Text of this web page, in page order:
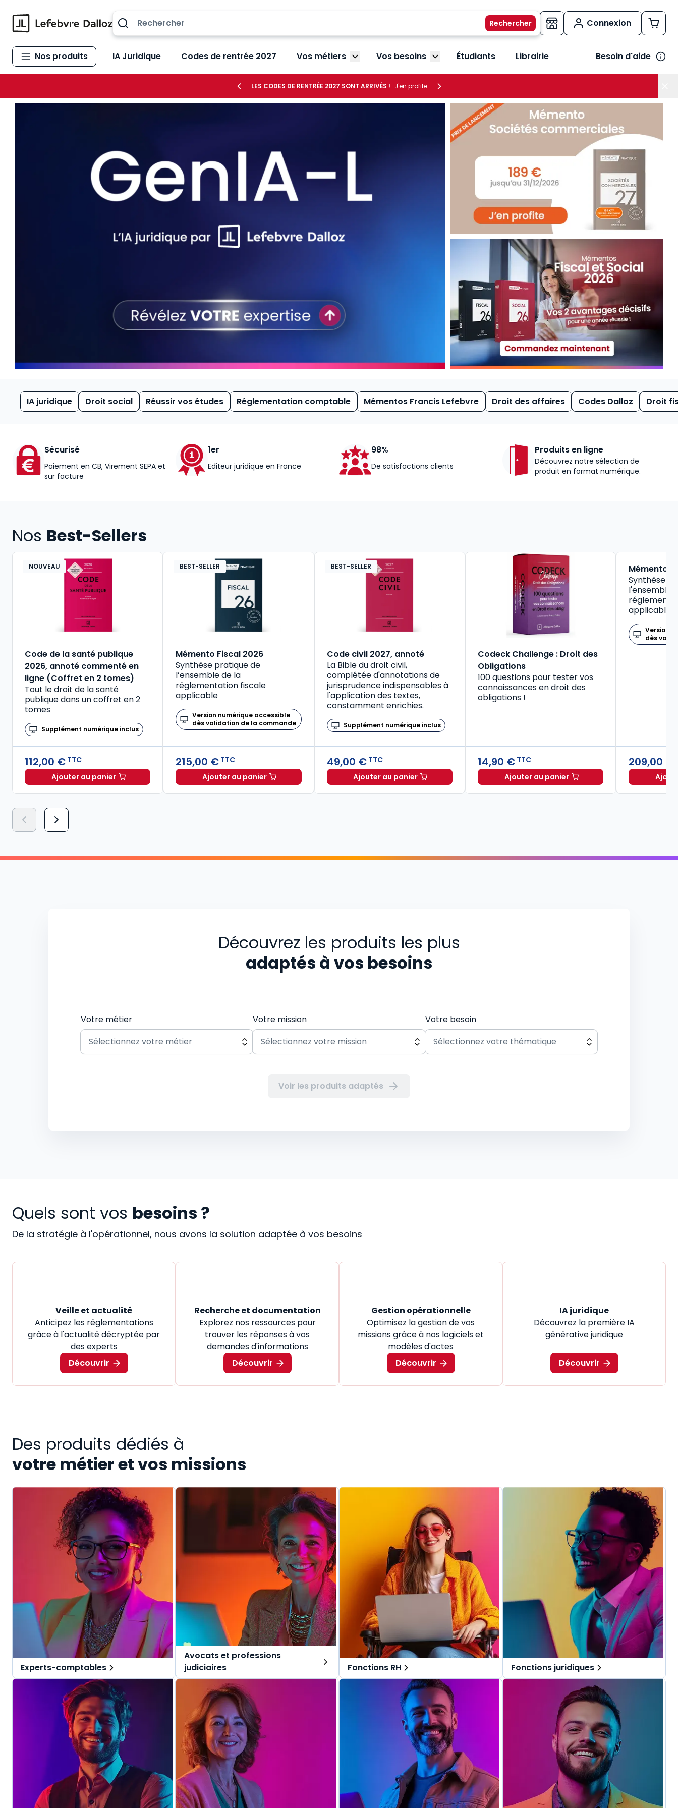
Connexion
Nos produits IA Juridique Codes de rentrée 2027 Vos métiers Afficher le sous-menu Vos métiers
Vos besoins Afficher le sous-menu Vos besoins
Étudiants Librairie Besoin d'aide
LES CODES DE RENTRÉE 2027 SONT ARRIVÉS ! J'en profite
IA juridique Droit social Réussir vos études Réglementation comptable Mémentos Francis Lefebvre Droit des affaires Codes Dalloz Droit
Sécurisé
Paiement en CB, Virement SEPA et
sur facture
1er
Editeur juridique en France
98%
De satisfactions clients
Produits en ligne
Découvrez notre sélection de
produit en format numérique.
Nos Best-Sellers
NOUVEAU
Code de la santé publique
2026, annoté commenté en
ligne (Coffret en 2 tomes)
Tout le droit de la santé
publique dans un coffret en 2
tomes
Supplément numérique inclus
112,00 € TTC
Ajouter au panier
Code de la santé publique 2026, annoté commenté en ligne (Coffret en 2 tomes) à TTC
BEST-SELLER
Mémento Fiscal 2026
Synthèse pratique de
l’ensemble de la
réglementation fiscale
applicable
Version numérique accessible
dès validation de la commande
215,00 € TTC
Ajouter au panier
Mémento Fiscal 2026 à TTC
BEST-SELLER
Code civil 2027, annoté
La Bible du droit civil,
complétée d'annotations de
jurisprudence indispensables à
l'application des textes,
constamment enrichies.
Supplément numérique inclus
49,00 € TTC
Ajouter au panier
Codeck Challenge : Droit des
Obligations
100 questions pour tester vos
connaissances en droit des
obligations !
14,90 € TTC
Ajouter au panier
BEST-SELLER
Mémento
Synthèse
l'ensemble
applicable
Version
dès
209,00 €
Découvrez les produits les plus
adaptés à vos besoins
Votre métier Votre mission Votre besoin
Voir les produits adaptés
Quels sont vos besoins ?
De la stratégie à l'opérationnel, nous avons la solution adaptée à vos besoins
Veille et actualité
Anticipez les réglementations
grâce à l'actualité décryptée par
des experts
Découvrir
Recherche et documentation
Explorez nos ressources pour
trouver les réponses à vos
demandes d'informations
Découvrir
Gestion opérationnelle
Optimisez la gestion de vos
missions grâce à nos logiciels et
modèles d'actes
Découvrir
IA juridique
Découvrez la première IA
générative juridique
Découvrir
Des produits dédiés à
votre métier et vos missions
Experts-comptables
Des solutions tout-en-un, spécialement
pensées pour l'expert-comptable et ses
collaborateurs.
Une offre globale pour vous repérer dans
vos missions au quotidien.
Avocats et professions
judiciaires
Des solutions tout-en-un, spécialement
pensées pour les avocats et professions
judiciaires.
Une offre globale pour vous repérer dans
vos missions au quotidien.
Fonctions RH
Des solutions tout-en-un, spécialement
pensées pour les fonctions RH.
Une offre globale pour vous repérer dans
vos missions au quotidien.
Fonctions juridiques
Des solutions tout-en-un, spécialement
pensées pour les fonctions juridiques.
Une offre globale pour vous repérer dans
vos missions au quotidien.